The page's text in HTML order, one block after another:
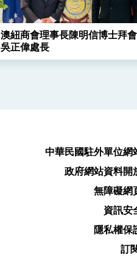
澳紐商會理事長陳明信博士拜會
吳正偉處長
中華民國駐外單位網
政府網站資料開
無障礙網
資訊安
隱私權保
訂